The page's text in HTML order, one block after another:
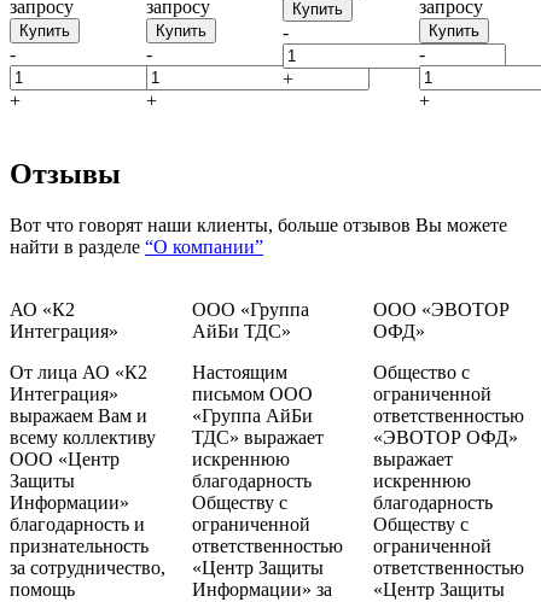
запросу
Купить
-
+
запросу
Купить
-
+
Купить
-
+
запросу
Купить
-
+
Отзывы
Вот что говорят наши клиенты, больше отзывов Вы можете
найти в разделе “О компании”
АО «К2
Интеграция»
От лица АО «К2
Интеграция»
выражаем Вам и
всему коллективу
ООО «Центр
Защиты
Информации»
благодарность и
признательность
за сотрудничество,
помощь
ООО «Группа
АйБи ТДС»
Настоящим
письмом ООО
«Группа АйБи
ТДС» выражает
искреннюю
благодарность
Обществу с
ограниченной
ответственностью
«Центр Защиты
Информации» за
ООО «ЭВОТОР
ОФД»
Общество с
ограниченной
ответственностью
«ЭВОТОР ОФД»
выражает
искреннюю
благодарность
Обществу с
ограниченной
ответственностью
«Центр Защиты